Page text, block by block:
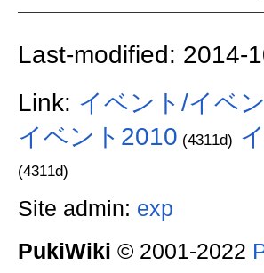
Last-modified: 2014-
Link: イベント/イベ
イベント2010 (4311d)
(4311d)
Site admin: exp
PukiWiki © 2001-2022